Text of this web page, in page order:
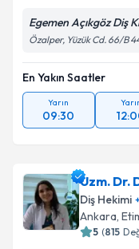
Egemen Açıkgöz Diş
Özalper, Yüzük Cd. 66/B
En Yakın Saatler
Yarın
09:30
Uzm. Dr.
Diş Hekimi
Ankara,
5 (815